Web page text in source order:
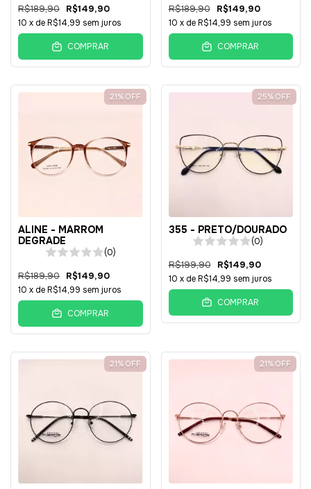
R$189,90 R$149,90
10 x deR$14,99 sem juros
COMPRAR
R$189,90 R$149,90
10 x deR$14,99 sem juros
COMPRAR
21% OFF
ALINE - MARROM
DEGRADE
(0)
R$189,90 R$149,90
10 x deR$14,99 sem juros
COMPRAR
25% OFF
355 - PRETO/DOURADO
(0)
R$199,90 R$149,90
10 x deR$14,99 sem juros
COMPRAR
21% OFF 21% OFF